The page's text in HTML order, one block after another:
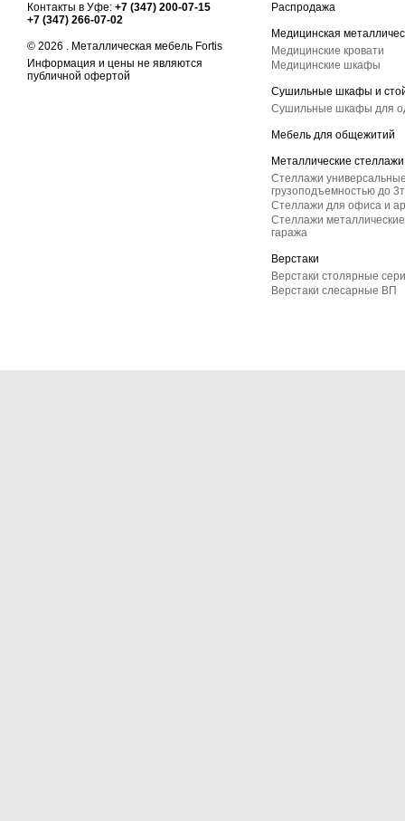
Контакты в Уфе: +7 (347) 200-07-15
+7 (347) 266-07-02
© 2026 . Металлическая мебель Fortis
Информация и цены не являются
публичной офертой
Распродажа
Медицинская
Медицинские кровати
Медицинские шкафы
Сушильные шкафы и
Сушильные шкафы для
Мебель для общежитий
Металлические стеллажи
Стеллажи
грузоподъемностью до
Стеллажи для офиса и
Стеллажи
гаража
Верстаки
Верстаки столярные
Верстаки слесарные ВП